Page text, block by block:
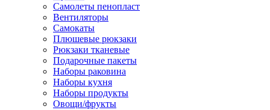
Самолеты пенопласт
Вентиляторы
Самокаты
Плюшевые рюкзаки
Рюкзаки тканевые
Подарочные пакеты
Наборы раковина
Наборы кухня
Наборы продукты
Овощи/фрукты